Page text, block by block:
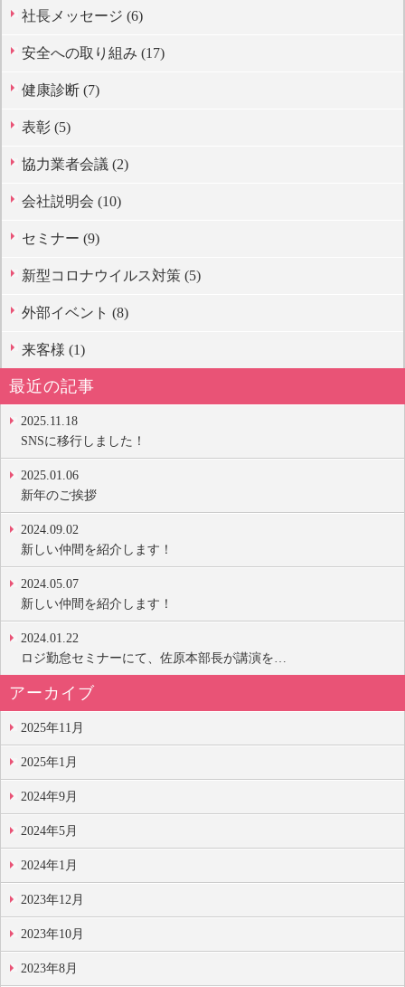
社長メッセージ (6)
安全への取り組み (17)
健康診断 (7)
表彰 (5)
協力業者会議 (2)
会社説明会 (10)
セミナー (9)
新型コロナウイルス対策 (5)
外部イベント (8)
来客様 (1)
最近の記事
2025.11.18
SNSに移行しました！
2025.01.06
新年のご挨拶
2024.09.02
新しい仲間を紹介します！
2024.05.07
新しい仲間を紹介します！
2024.01.22
ロジ勤怠セミナーにて、佐原本部長が講演を…
アーカイブ
2025年11月
2025年1月
2024年9月
2024年5月
2024年1月
2023年12月
2023年10月
2023年8月